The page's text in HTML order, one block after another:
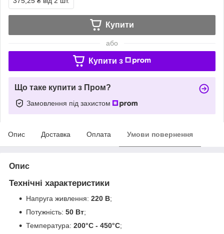
Купити
або
Купити з
Що таке купити з Пром?
Замовлення під захистом
Опис Доставка Оплата Умови повернення
Опис
Технічні характеристики
Напруга живлення: 220 В;
Потужність: 50 Вт;
Температура: 200°С - 450°С;